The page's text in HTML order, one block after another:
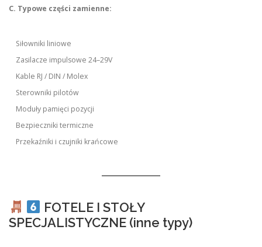
C. Typowe części zamienne:
Siłowniki liniowe
Zasilacze impulsowe 24–29V
Kable RJ / DIN / Molex
Sterowniki pilotów
Moduły pamięci pozycji
Bezpieczniki termiczne
Przekaźniki i czujniki krańcowe
FOTELE I STOŁY
SPECJALISTYCZNE (inne typy)